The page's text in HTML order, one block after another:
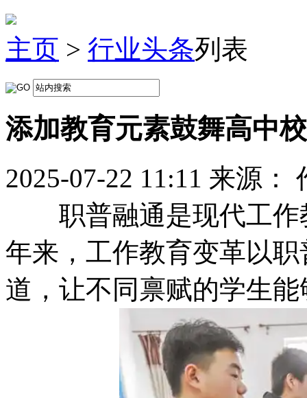
主页 > 行业头条列表
添加教育元素鼓舞高中
2025-07-22 11:11 来源：
职普融通是现代工作
年来，工作教育变革
道，让不同禀赋的学生能